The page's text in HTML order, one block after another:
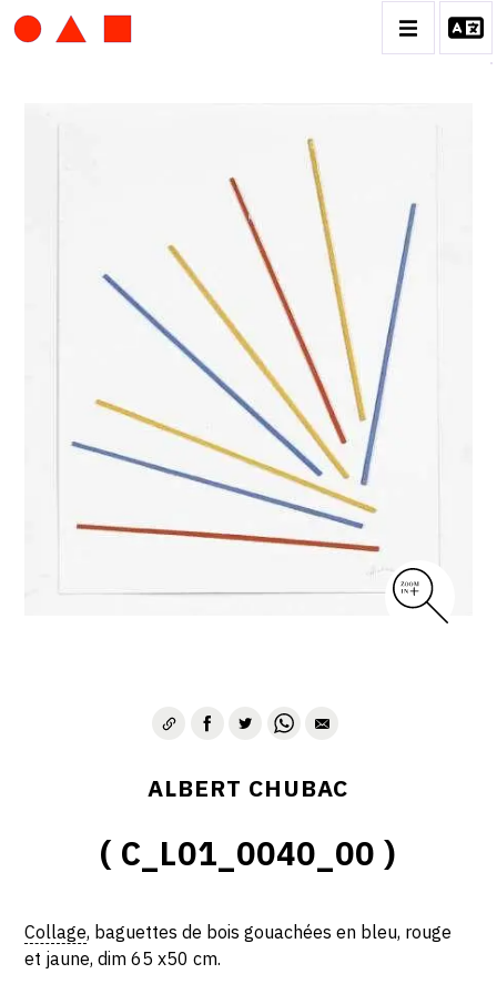
ALBERT CHUBAC
BIOGRAPHIE
CATALOGUE DES OEUVRES
CONTACT
ALBERT CHUBAC
( C_L01_0040_00 )
Collage, baguettes de bois gouachées en bleu, rouge
et jaune, dim 65 x50 cm.